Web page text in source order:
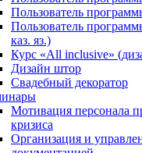
Пользователь
Пользователь
каз. яз.)
Курс «All inclusive»
Дизайн штор
Свадебный декоратор
Мотивация персонала
кризиса
Организация и